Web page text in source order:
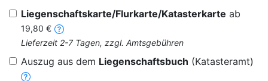
Liegenschaftskarte/Flurkarte/Katasterkarte ab
19,80 €
Lieferzeit 2-7 Tagen, zzgl. Amtsgebühren
Auszug aus dem Liegenschaftsbuch (Katasteramt)